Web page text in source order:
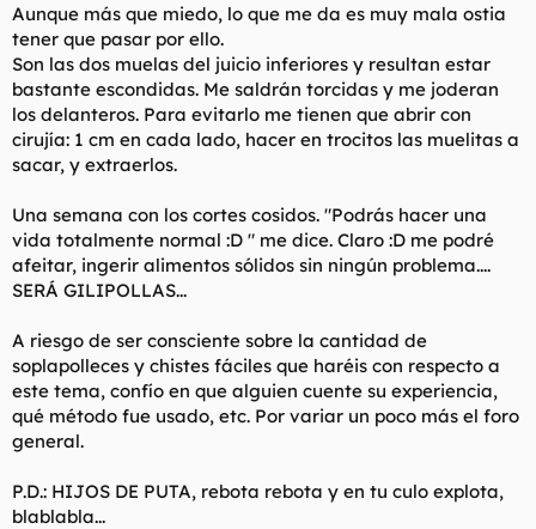
t
e
a
o
Aunque más que miedo, lo que me da es muy mala ostia
tener que pasar por ello.
Son las dos muelas del juicio inferiores y resultan estar
bastante escondidas. Me saldrán torcidas y me joderan
los delanteros. Para evitarlo me tienen que abrir con
cirujía: 1 cm en cada lado, hacer en trocitos las muelitas a
sacar, y extraerlos.
Una semana con los cortes cosidos. "Podrás hacer una
vida totalmente normal :D " me dice. Claro :D me podré
afeitar, ingerir alimentos sólidos sin ningún problema....
SERÁ GILIPOLLAS...
A riesgo de ser consciente sobre la cantidad de
soplapolleces y chistes fáciles que haréis con respecto a
este tema, confío en que alguien cuente su experiencia,
qué método fue usado, etc. Por variar un poco más el foro
general.
P.D.: HIJOS DE PUTA, rebota rebota y en tu culo explota,
blablabla...